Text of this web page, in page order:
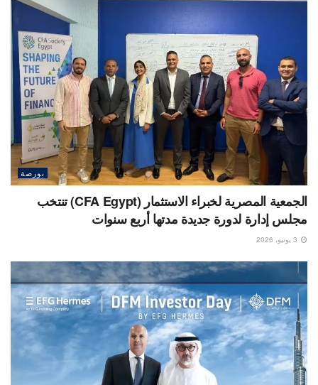
بورصة
الجمعية المصرية لخبراء الاستثمار (CFA Egypt) تنتخب
مجلس إدارة لدورة جديدة مدتها أربع سنوات